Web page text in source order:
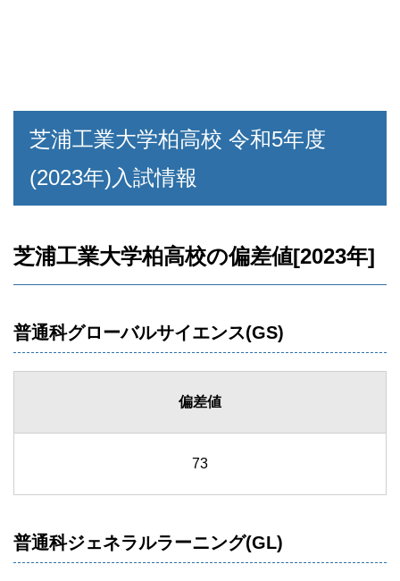
芝浦工業大学柏高校 令和5年度
(2023年)入試情報
芝浦工業大学柏高校の偏差値[2023年]
普通科グローバルサイエンス(GS)
偏差値
73
普通科ジェネラルラーニング(GL)